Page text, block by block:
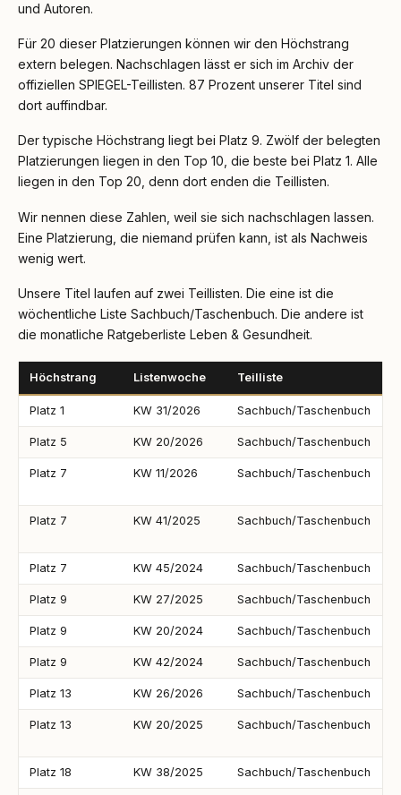
und Autoren.
Für 20 dieser Platzierungen können wir den Höchstrang
extern belegen. Nachschlagen lässt er sich im Archiv der
offiziellen SPIEGEL-Teillisten. 87 Prozent unserer Titel sind
dort auffindbar.
Der typische Höchstrang liegt bei Platz 9. Zwölf der belegten
Platzierungen liegen in den Top 10, die beste bei Platz 1. Alle
liegen in den Top 20, denn dort enden die Teillisten.
Wir nennen diese Zahlen, weil sie sich nachschlagen lassen.
Eine Platzierung, die niemand prüfen kann, ist als Nachweis
wenig wert.
Unsere Titel laufen auf zwei Teillisten. Die eine ist die
wöchentliche Liste Sachbuch/Taschenbuch. Die andere ist
die monatliche Ratgeberliste Leben & Gesundheit.
Höchstrang Listenwoche Teilliste
Platz 1 KW 31/2026 Sachbuch/Taschenbuch
Platz 5 KW 20/2026 Sachbuch/Taschenbuch
Platz 7 KW 11/2026 Sachbuch/Taschenbuch
Platz 7 KW 41/2025 Sachbuch/Taschenbuch
Platz 7 KW 45/2024 Sachbuch/Taschenbuch
Platz 9 KW 27/2025 Sachbuch/Taschenbuch
Platz 9 KW 20/2024 Sachbuch/Taschenbuch
Platz 9 KW 42/2024 Sachbuch/Taschenbuch
Platz 13 KW 26/2026 Sachbuch/Taschenbuch
Platz 13 KW 20/2025 Sachbuch/Taschenbuch
Platz 18 KW 38/2025 Sachbuch/Taschenbuch